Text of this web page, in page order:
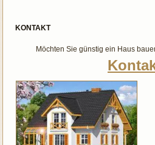
KONTAKT
Möchten Sie günstig ein Haus